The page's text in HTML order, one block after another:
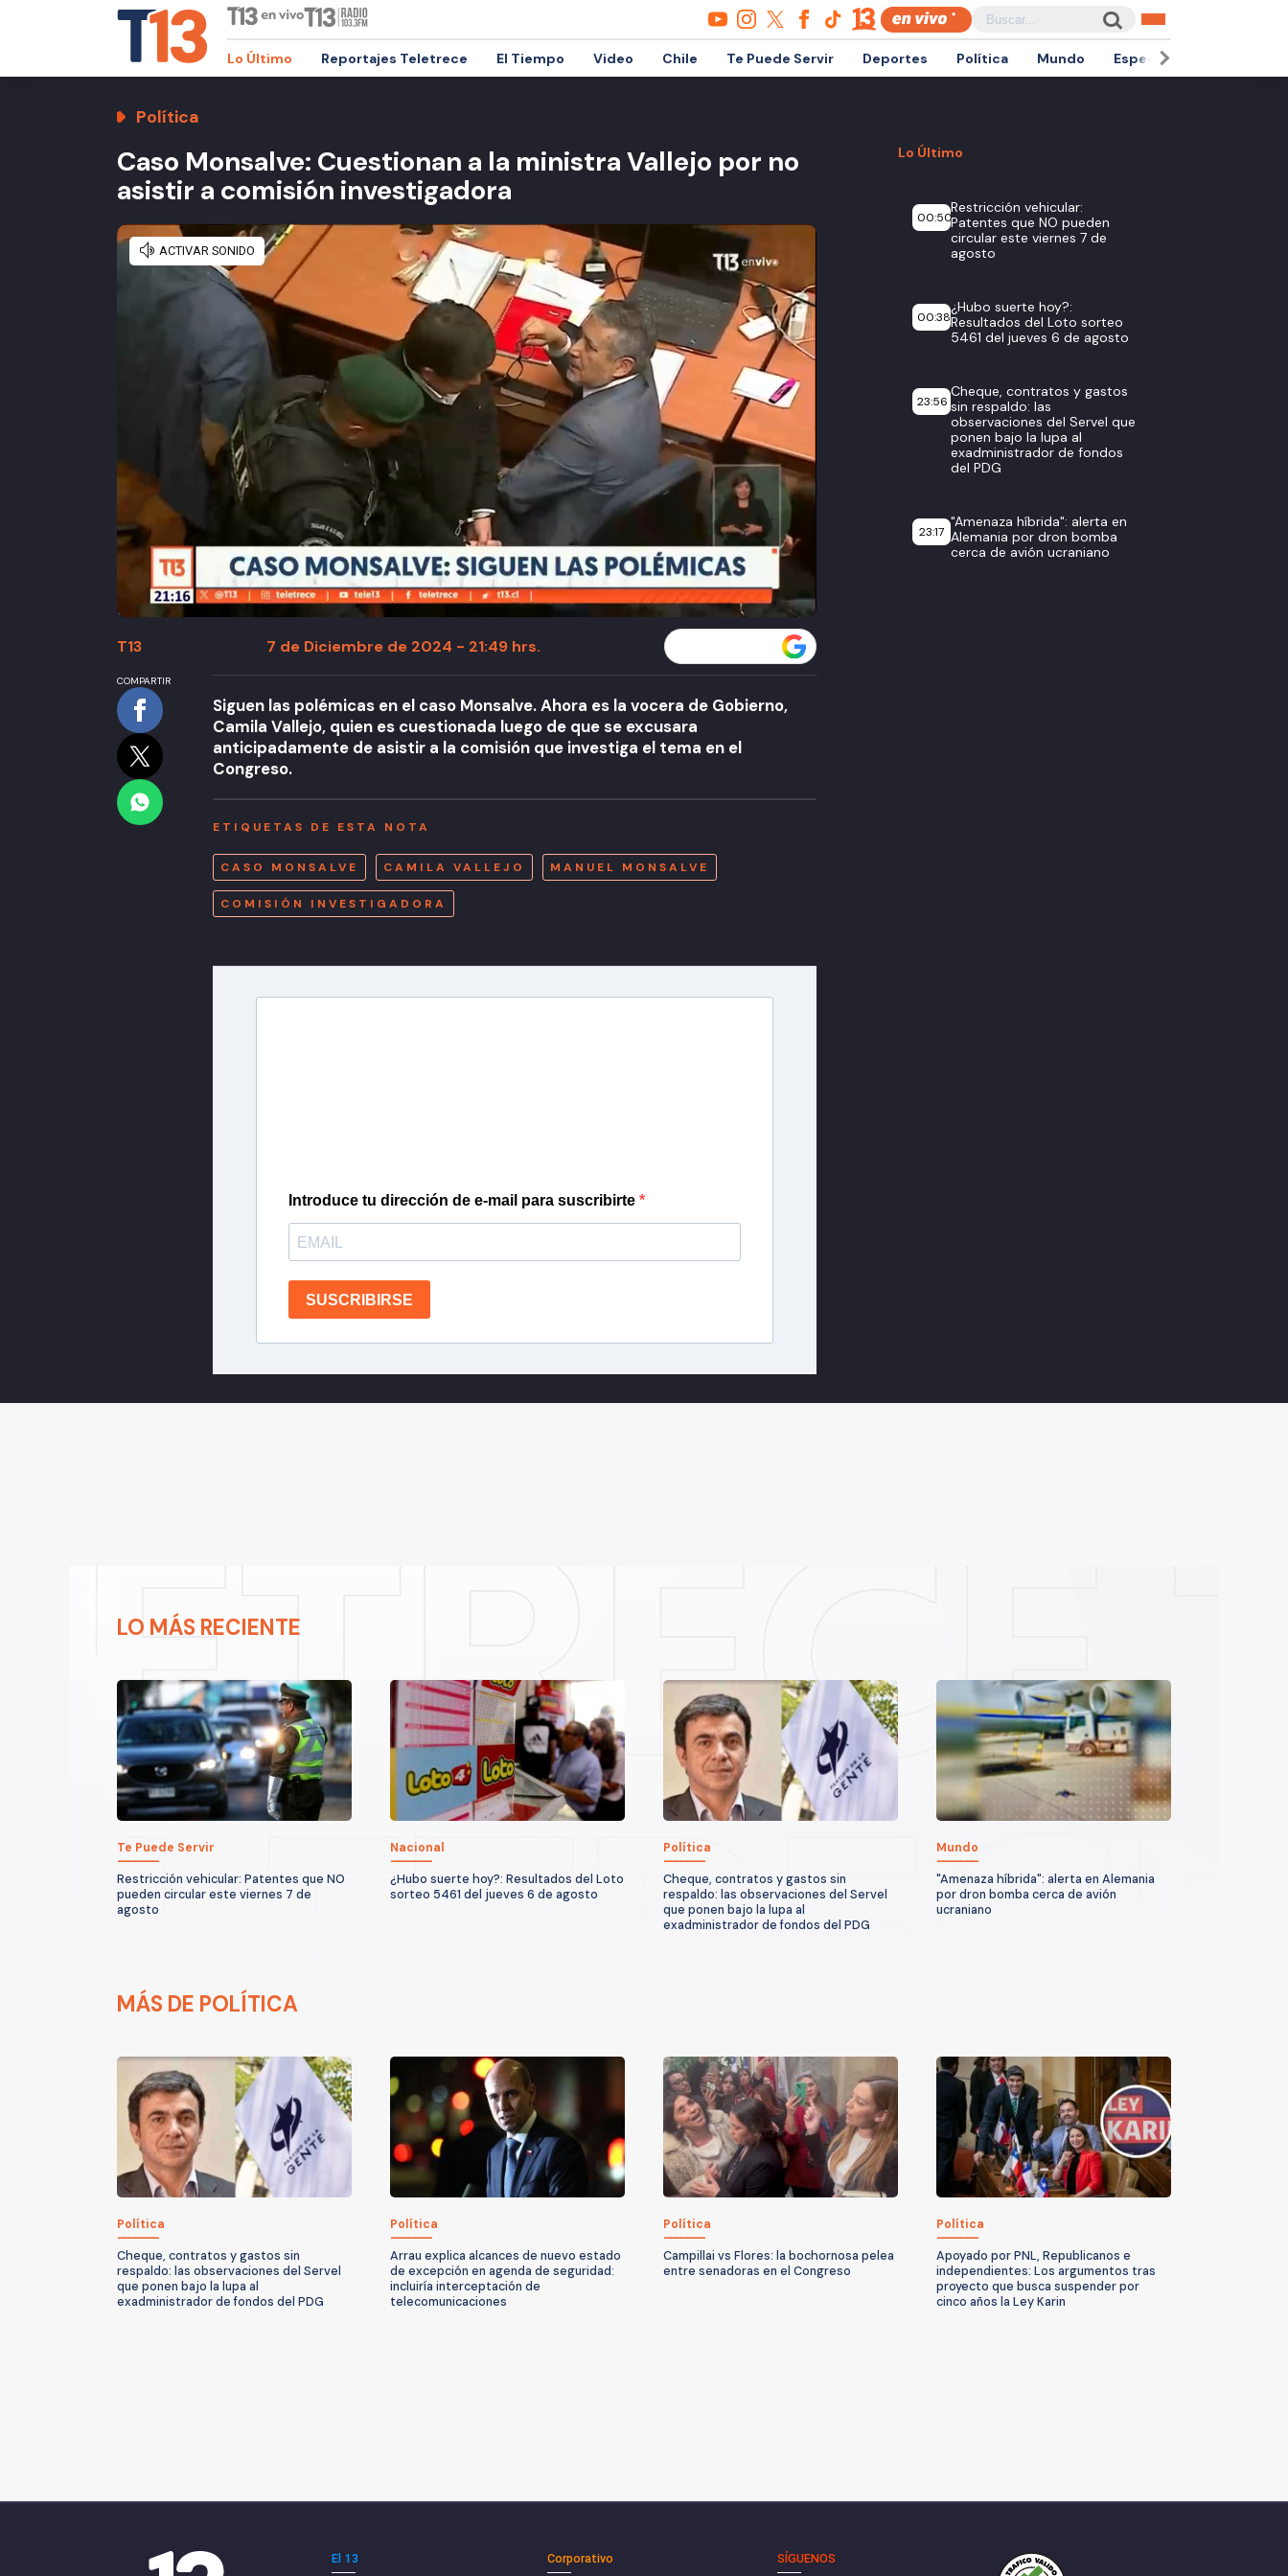
Lo Último Reportajes Teletrece El Tiempo Video Chile Te Puede Servir Deportes Política Mundo Espectáculos
Política
Caso Monsalve: Cuestionan a la ministra Vallejo por no
asistir a comisión investigadora
T13 7 de Diciembre de 2024 - 21:49 hrs.
COMPARTIR
Siguen las polémicas en el caso Monsalve. Ahora es la vocera de Gobierno,
Camila Vallejo, quien es cuestionada luego de que se excusara
anticipadamente de asistir a la comisión que investiga el tema en el
Congreso.
ETIQUETAS DE ESTA NOTA
CASO MONSALVE CAMILA VALLEJO MANUEL MONSALVE
COMISIÓN INVESTIGADORA
Introduce tu dirección de e-mail para suscribirte
SUSCRIBIRSE
Lo Último
00:50
Restricción vehicular:
Patentes que NO pueden
circular este viernes 7 de
agosto
00:38
¿Hubo suerte hoy?:
Resultados del Loto sorteo
5461 del jueves 6 de agosto
23:56
Cheque, contratos y gastos
sin respaldo: las
observaciones del Servel que
ponen bajo la lupa al
exadministrador de fondos
del PDG
23:17
"Amenaza híbrida": alerta en
Alemania por dron bomba
cerca de avión ucraniano
LO MÁS RECIENTE
Te Puede Servir
Restricción vehicular: Patentes que NO
pueden circular este viernes 7 de
agosto
Nacional
¿Hubo suerte hoy?: Resultados del Loto
sorteo 5461 del jueves 6 de agosto
Política
Cheque, contratos y gastos sin
respaldo: las observaciones del Servel
que ponen bajo la lupa al
exadministrador de fondos del PDG
Mundo
"Amenaza híbrida": alerta en Alemania
por dron bomba cerca de avión
ucraniano
MÁS DE POLÍTICA
Política
Cheque, contratos y gastos sin
respaldo: las observaciones del Servel
que ponen bajo la lupa al
exadministrador de fondos del PDG
Política
Arrau explica alcances de nuevo estado
de excepción en agenda de seguridad:
incluiría interceptación de
telecomunicaciones
Política
Campillai vs Flores: la bochornosa pelea
entre senadoras en el Congreso
Política
Apoyado por PNL, Republicanos e
independientes: Los argumentos tras
proyecto que busca suspender por
cinco años la Ley Karin
El 13 Corporativo SÍGUENOS